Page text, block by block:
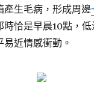
產生毛病，形成周邊
時恰是早晨10點，
近情感衝動。